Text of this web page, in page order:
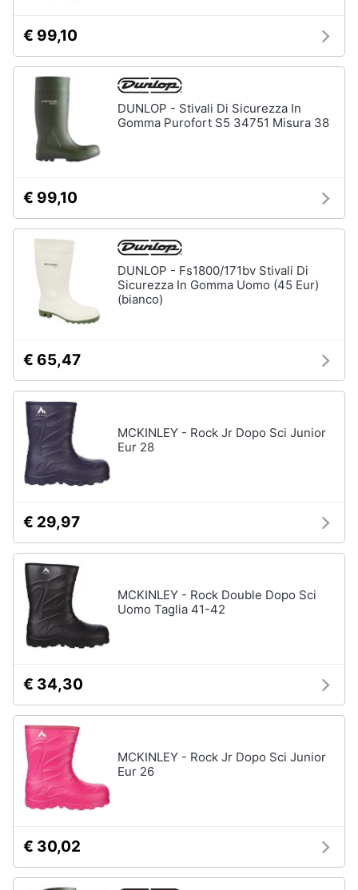
Smartwatch
Orologi
uomo
Orologi
donna
Gioielli
Anelli
Orecchini
Cavigliera
Collane
tutti
€ 99,10
DUNLOP - Stivali Di Sicurezza In
Gomma Purofort S5 34751 Misura 38
€ 99,10
DUNLOP - Fs1800/171bv Stivali Di
Sicurezza In Gomma Uomo (45 Eur)
(bianco)
€ 65,47
MCKINLEY - Rock Jr Dopo Sci Junior
Eur 28
€ 29,97
MCKINLEY - Rock Double Dopo Sci
Uomo Taglia 41-42
€ 34,30
MCKINLEY - Rock Jr Dopo Sci Junior
Eur 26
€ 30,02